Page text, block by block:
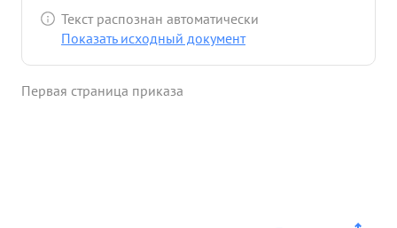
аэродромов остальные на сопровождение и
прикрывие своего базирования Провел 7
.1.42г по 28.5 42г. находясь в составе 768 ИАП
Текст распознан автоматически
Показать исходный документ
Первая страница приказа